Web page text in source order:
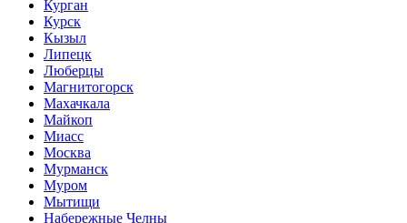
Курган
Курск
Кызыл
Липецк
Люберцы
Магнитогорск
Махачкала
Майкоп
Миасс
Москва
Мурманск
Муром
Мытищи
Набережные Челны